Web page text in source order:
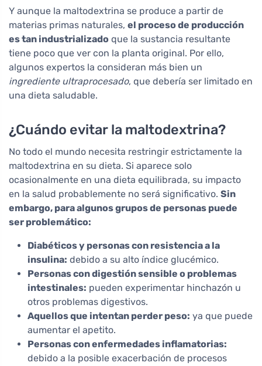
Y aunque la maltodextrina se produce a partir de
materias primas naturales, el proceso de producción
es tan industrializado que la sustancia resultante
tiene poco que ver con la planta original. Por ello,
algunos expertos la consideran más bien un
ingrediente ultraprocesado, que debería ser limitado en
una dieta saludable.
¿Cuándo evitar la maltodextrina?
No todo el mundo necesita restringir estrictamente la
maltodextrina en su dieta. Si aparece solo
ocasionalmente en una dieta equilibrada, su impacto
en la salud probablemente no será significativo. Sin
embargo, para algunos grupos de personas puede
ser problemático:
Diabéticos y personas con resistencia a la
insulina: debido a su alto índice glucémico.
Personas con digestión sensible o problemas
intestinales: pueden experimentar hinchazón u
otros problemas digestivos.
Aquellos que intentan perder peso: ya que puede
aumentar el apetito.
Personas con enfermedades inflamatorias:
debido a la posible exacerbación de procesos